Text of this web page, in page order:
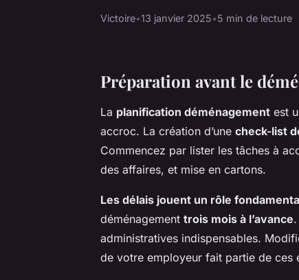
Victoire•13 janvier 2025•5 min de lecture
Préparation avant le
La planification déménagement est
accroc. La création d’une check-list
Commencez par lister les tâches à
des affaires, et mise en cartons.
Les délais jouent un rôle
déménagement trois mois à l’avance
administratives indispensables.
de votre employeur fait partie de ces